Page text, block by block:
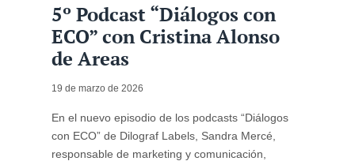
5º Podcast “Diálogos con
ECO” con Cristina Alonso
de Areas
19 de marzo de 2026
En el nuevo episodio de los podcasts “Diálogos
con ECO” de Dilograf Labels, Sandra Mercé,
responsable de marketing y comunicación,